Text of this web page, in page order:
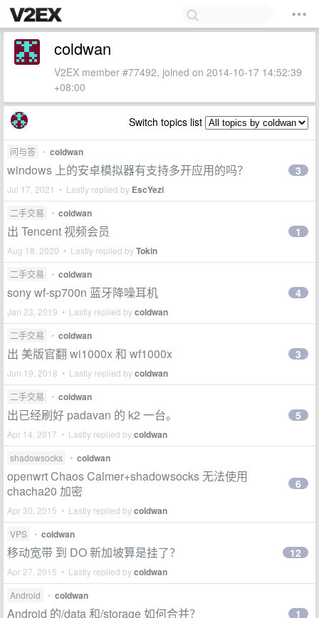
coldwan
V2EX member #77492, joined on 2014-10-17 14:52:39
+08:00
Switch topics list
问与答 • coldwan
windows 上的安卓模拟器有支持多开应用的吗？
Jul 17, 2021 • Lastly replied by EscYezi
3
二手交易 • coldwan
出 Tencent 视频会员
Aug 18, 2020 • Lastly replied byTokin
1
二手交易 • coldwan
sony wf-sp700n 蓝牙降噪耳机
Jan 23, 2019 • Lastly replied bycoldwan
4
二手交易 • coldwan
出 美版官翻 wi1000x 和 wf1000x
Jun 19, 2018 • Lastly replied bycoldwan
3
二手交易 • coldwan
出已经刷好 padavan 的 k2 一台。
Apr 14, 2017 • Lastly replied bycoldwan
5
shadowsocks • coldwan
openwrt Chaos Calmer+shadowsocks 无法使用
chacha20 加密
Apr 30, 2015 • Lastly replied bycoldwan
6
VPS • coldwan
移动宽带 到 DO 新加坡算是挂了？
Apr 27, 2015 • Lastly replied bycoldwan
12
Android • coldwan
Android 的/data 和/storage 如何合并？ 1